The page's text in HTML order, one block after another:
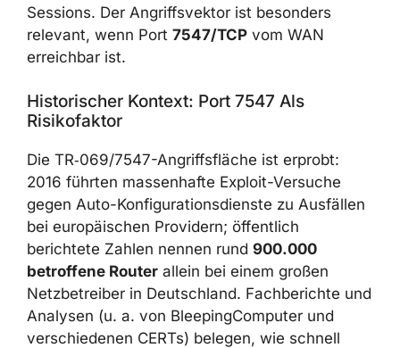
Sessions. Der Angriffsvektor ist besonders
relevant, wenn Port 7547/TCP vom WAN
erreichbar ist.
Historischer Kontext: Port 7547 Als
Risikofaktor
Die TR‑069/7547-Angriffsfläche ist erprobt:
2016 führten massenhafte Exploit-Versuche
gegen Auto-Konfigurationsdienste zu Ausfällen
bei europäischen Providern; öffentlich
berichtete Zahlen nennen rund 900.000
betroffene Router allein bei einem großen
Netzbetreiber in Deutschland. Fachberichte und
Analysen (u. a. von BleepingComputer und
verschiedenen CERTs) belegen, wie schnell